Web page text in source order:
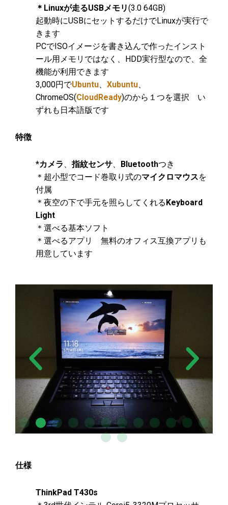
＊Linuxが走るUSBメモリ(3.0 64GB)
起動時にUSBにセットするだけでLinuxが実行で
きます
PCでISOイメージを書き込んで作ったインスト
ール用メモリではなく、HDD実行型なので、全
機能が利用できます
3,000円でUbuntu、 Xubuntu、
ChromeOS(CloudReady)のから１つを選択 い
ずれも日本語版です
特徴
*カメラ 、指紋センサ、 Bluetoothつき
＊超小型でコード巻取り式のマイクロマウスを
付属
＊夜空の下で手元を照らしてくれる Keyboard
Light
＊選べる基本ソフト
＊選べるアプリ 無料のオフィス互換アプリも
用意しています
仕様
ThinkPad T430s